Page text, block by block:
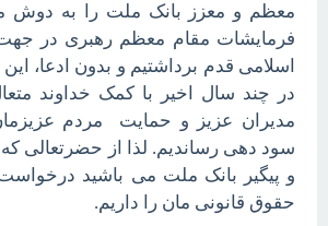
معظم و معزز بانک ملت را به
فرمایشات مقام معظم رهبری در
اسلامی قدم برداشتیم و بدون ادعا، این
در چند سال اخیر با کمک خداوند
مدیران عزیز و حمایت مردم
سود دهی رساندیم. لذا از حضرتعالی که
و پیگیر بانک ملت می باشید
حقوق قانونی مان را داریم.